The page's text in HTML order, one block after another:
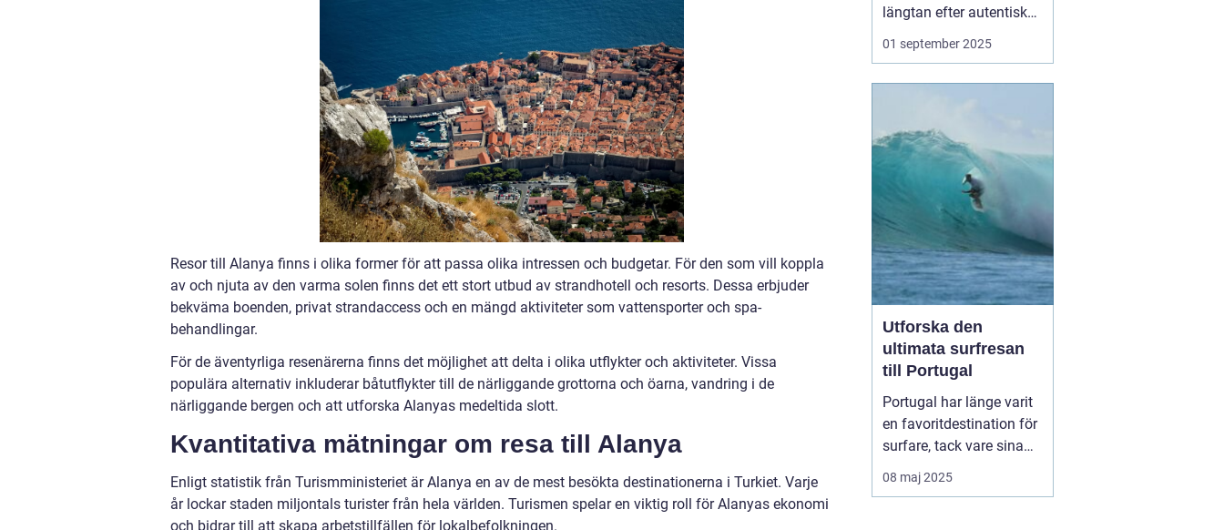
Resor till Alanya finns i olika former för att passa olika intressen och budgetar. För den som vill koppla
av och njuta av den varma solen finns det ett stort utbud av strandhotell och resorts. Dessa erbjuder
bekväma boenden, privat strandaccess och en mängd aktiviteter som vattensporter och spa-
behandlingar.
För de äventyrliga resenärerna finns det möjlighet att delta i olika utflykter och aktiviteter. Vissa
populära alternativ inkluderar båtutflykter till de närliggande grottorna och öarna, vandring i de
närliggande bergen och att utforska Alanyas medeltida slott.
Kvantitativa mätningar om resa till Alanya
Enligt statistik från Turismministeriet är Alanya en av de mest besökta destinationerna i Turkiet. Varje
år lockar staden miljontals turister från hela världen. Turismen spelar en viktig roll för Alanyas ekonomi
och bidrar till att skapa arbetstillfällen för lokalbefolkningen.
längtan efter autentiska
och minnesvärda
reseupplevelser som går
för många resenärer so...
01 september 2025
Utforska den
ultimata surfresan
till Portugal
Portugal har länge varit
en favoritdestination för
surfare, tack vare sina
vidsträckta kuster och
imponerande vågor. En
08 maj 2025